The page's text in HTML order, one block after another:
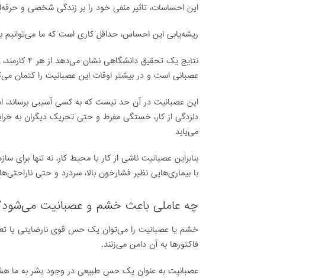
این احساسات، تاثیر منفی خود را بر زندگی شخصی و
ریشه‌یابی این احساس، حداقل کاری است که ما می‌توانیم
نتایج یک
عصبانی است و در بیشتر اوقات این عصبانیت را کتمان
این عصبانیت در آن حد نیست که به کسی آسیبی برساند،
دلزدگی از کار، خستگی مفرط و حتی تحریک دیگران به
می‌یابد
بنابراین عصبانیت ناشی از کار یا محیط کار، نه تنها برای
با بیماری‌هایی نظیر فشارخون بالا، سردرد و حتی
چه عاملی باعث خشم و عصبانیت
خشم یا عصبانیت را می‌توان یک حس قوی نارضایتی یا
فاکتورها به آن دامن می‌زنند.
عصبانیت به عنوان یک حس طبیعی در وجود بشر به ما